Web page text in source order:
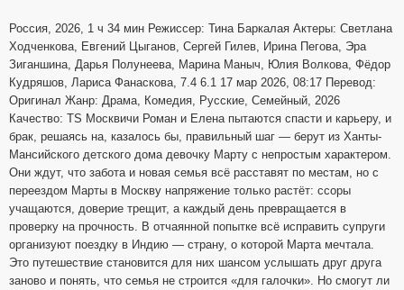
Россия, 2026, 1 ч 34 мин Режиссер: Тина Баркалая Актеры: Светлана
Ходченкова, Евгений Цыганов, Сергей Гилев, Ирина Пегова, Эра
Зиганшина, Дарья Полунеева, Марина Маныч, Юлия Волкова, Фёдор
Кудряшов, Лариса Фанаскова, 7.4 6.1 17 мар 2026, 08:17 Перевод:
Оригинал Жанр: Драма, Комедия, Русские, Семейный, 2026
Качество: TS Москвичи Роман и Елена пытаются спасти и карьеру, и
брак, решаясь на, казалось бы, правильный шаг — берут из Ханты-
Мансийского детского дома девочку Марту с непростым характером.
Они ждут, что забота и новая семья всё расставят по местам, но с
переездом Марты в Москву напряжение только растёт: ссоры
учащаются, доверие трещит, а каждый день превращается в
проверку на прочность. В отчаянной попытке всё исправить супруги
организуют поездку в Индию — страну, о которой Марта мечтала.
Это путешествие становится для них шансом услышать друг друга
заново и понять, что семья не строится «для галочки». Но смогут ли